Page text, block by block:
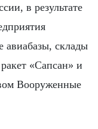
авиабазы, склады
«Сапсан» и
Вооруженные